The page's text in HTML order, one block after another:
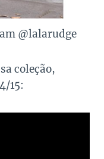
@lalarudge
coleção,
15: